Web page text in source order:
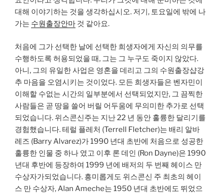
대해 이야기하는 것을 생각하십시오. 저기, 토요일에 밖에 나
가는 수원출장안마 것 같아요.
처음에 그가 선택한 날에 선택한 희생자에게 자신의 의무를
수행하도록 허용되었을 때, 그는 그 누구도 죽이지 않았다.
아니, 그의 유일한 사업은 영혼을 데리고 그의 수원출장샵강
추 마음을 오염시키는 것이었다. 모든 희생자들은 벤자민이
이해할 수없는 시간의 일부분에서 선택되었지만, 그 끔찍한
사람들은 곧 땅을 쓸어 버릴 어두움에 무의미한 추가로 선택
되었습니다. 위스콘신주는 지난 22 년 동안 훌륭한 달리기를
경험했습니다. 테럴 플레처 (Terrell Fletcher)는 배리 알바
레즈 (Barry Alvarez)가 1990 년대 초반에 처음으로 성공한
훌륭한 인물 중 하나 였고 이후 론 데인 (Ron Dayne)은 1990
년대 후반에 등장하여 1999 년에 배저의 두 번째 헤이스 만
수상자가되었습니다. 흥미롭게도 위스콘신 주 최초의 헤이
스 만 수상자, Alan Ameche는 1950 년대 초반에도 뛰었으